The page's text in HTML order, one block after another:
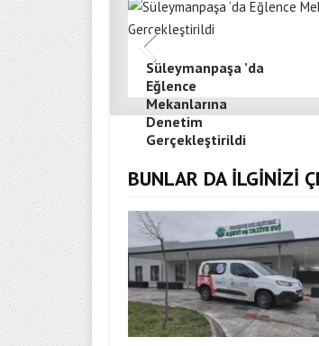
Süleymanpaşa ’da
Eğlence
Mekanlarına
Denetim
Gerçekleştirildi
BUNLAR DA İLGİNİZİ